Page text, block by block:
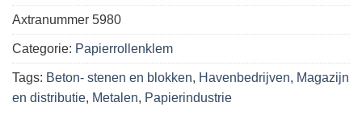
Axtranummer 5980
Categorie: Papierrollenklem
Tags: Beton- stenen en blokken, Havenbedrijven, Magazijn
en distributie, Metalen, Papierindustrie